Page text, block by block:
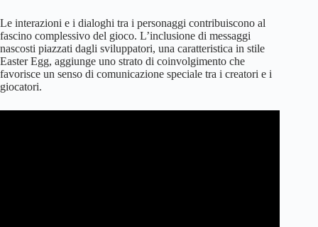
Le interazioni e i dialoghi tra i personaggi contribuiscono al
fascino complessivo del gioco. L’inclusione di messaggi
nascosti piazzati dagli sviluppatori, una caratteristica in stile
Easter Egg, aggiunge uno strato di coinvolgimento che
favorisce un senso di comunicazione speciale tra i creatori e i
giocatori.